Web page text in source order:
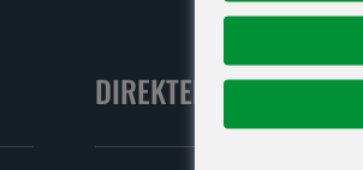
DIREKTER-KONTAKT